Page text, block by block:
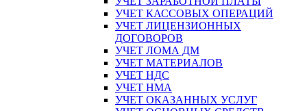
УЧЕТ КАССОВЫХ ОПЕРАЦИЙ
УЧЕТ ЛИЦЕНЗИОННЫХ
ДОГОВОРОВ
УЧЕТ ЛОМА ДМ
УЧЕТ МАТЕРИАЛОВ
УЧЕТ НДС
УЧЕТ НМА
УЧЕТ ОКАЗАННЫХ УСЛУГ